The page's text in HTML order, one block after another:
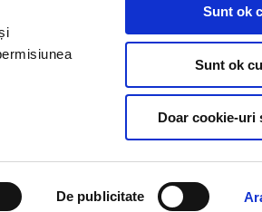
De publicitate
Sunt ok
Sunt ok
Doar cookie-uri